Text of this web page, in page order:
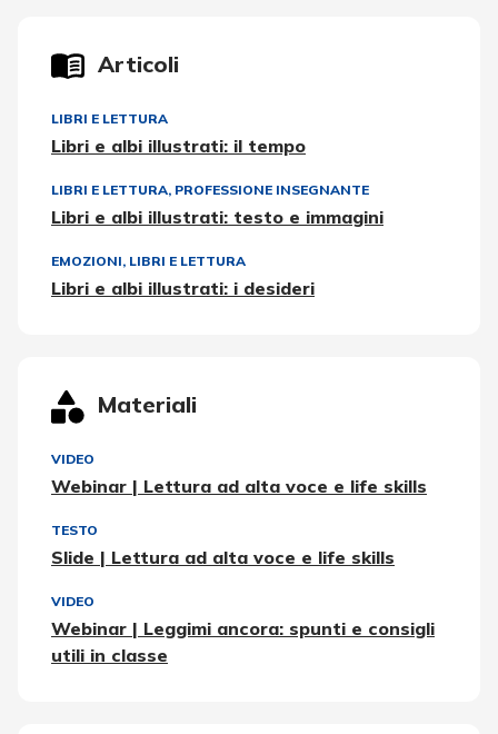
Articoli
LIBRI E LETTURA
Libri e albi illustrati: il tempo
LIBRI E LETTURA, PROFESSIONE INSEGNANTE
Libri e albi illustrati: testo e immagini
EMOZIONI, LIBRI E LETTURA
Libri e albi illustrati: i desideri
Materiali
VIDEO
Webinar | Lettura ad alta voce e life skills
TESTO
Slide | Lettura ad alta voce e life skills
VIDEO
Webinar | Leggimi ancora: spunti e consigli
utili in classe